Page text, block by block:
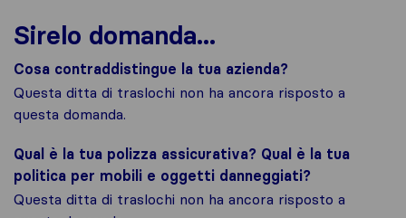
Sirelo domanda...
Cosa contraddistingue la tua azienda?
Questa ditta di traslochi non ha ancora risposto a
questa domanda.
Qual è la tua polizza assicurativa? Qual è la tua
politica per mobili e oggetti danneggiati?
Questa ditta di traslochi non ha ancora risposto a